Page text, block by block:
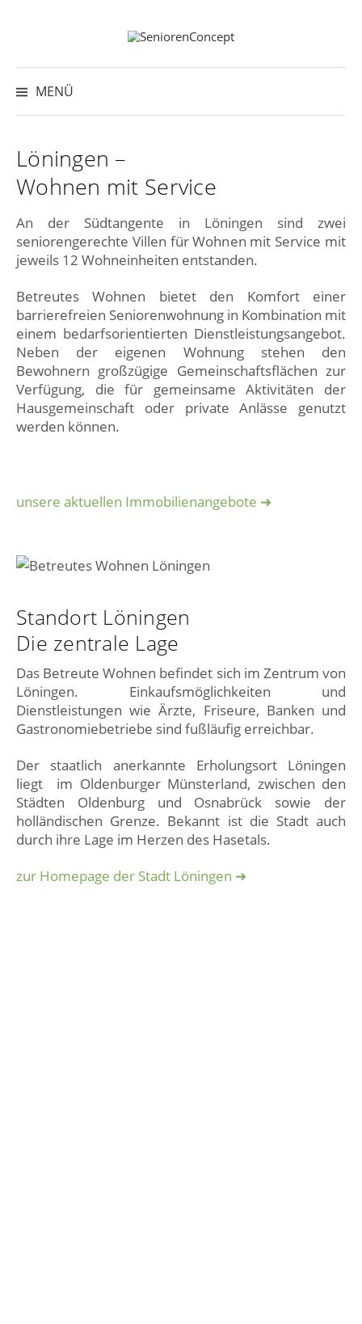
MENÜ
Suchen
Löningen –
Wohnen mit Service
An der Südtangente in Löningen sind zwei
seniorengerechte Villen für Wohnen mit Service mit
jeweils 12 Wohneinheiten entstanden.
Betreutes Wohnen bietet den Komfort einer
barrierefreien Seniorenwohnung in Kombination mit
einem bedarfsorientierten Dienstleistungsangebot.
Neben der eigenen Wohnung stehen den
Bewohnern großzügige Gemeinschaftsflächen zur
Verfügung, die für gemeinsame Aktivitäten der
Hausgemeinschaft oder private Anlässe genutzt
werden können.
unsere aktuellen Immobilienangebote ➜
Standort Löningen
Die zentrale Lage
Das Betreute Wohnen befindet sich im Zentrum von
Löningen. Einkaufsmöglichkeiten und
Dienstleistungen wie Ärzte, Friseure, Banken und
Gastronomiebetriebe sind fußläufig erreichbar.
Der staatlich anerkannte Erholungsort Löningen
liegt im Oldenburger Münsterland, zwischen den
Städten Oldenburg und Osnabrück sowie der
holländischen Grenze. Bekannt ist die Stadt auch
durch ihre Lage im Herzen des Hasetals.
zur Homepage der Stadt Löningen ➜